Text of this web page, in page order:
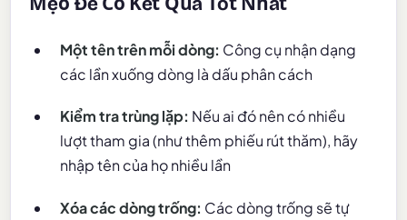
Một tên trên mỗi dòng: Công cụ nhận dạng
các lần xuống dòng là dấu phân cách
Kiểm tra trùng lặp: Nếu ai đó nên có nhiều
lượt tham gia (như thêm phiếu rút thăm), hãy
nhập tên của họ nhiều lần
Xóa các dòng trống: Các dòng trống sẽ tự